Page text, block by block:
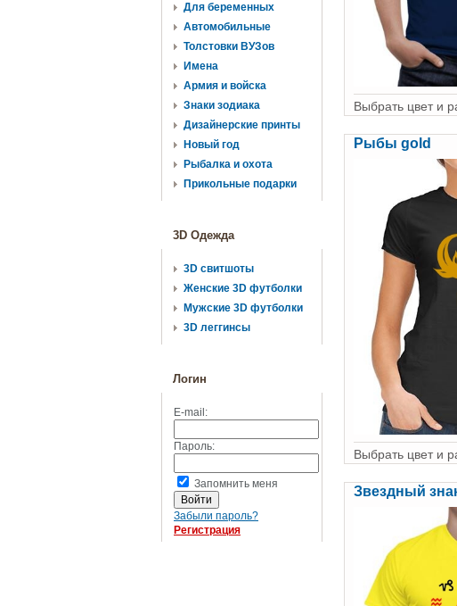
Для беременных
Автомобильные
Толстовки ВУЗов
Имена
Армия и войска
Знаки зодиака
Дизайнерские принты
Новый год
Рыбалка и охота
Прикольные подарки
3D Одежда
3D свитшоты
Женские 3D футболки
Мужские 3D футболки
3D леггинсы
Логин
E-mail:
Пароль:
Запомнить меня
Забыли пароль?
Регистрация
Выбрать цвет и
Рыбы gold
Выбрать цвет и
Звездный